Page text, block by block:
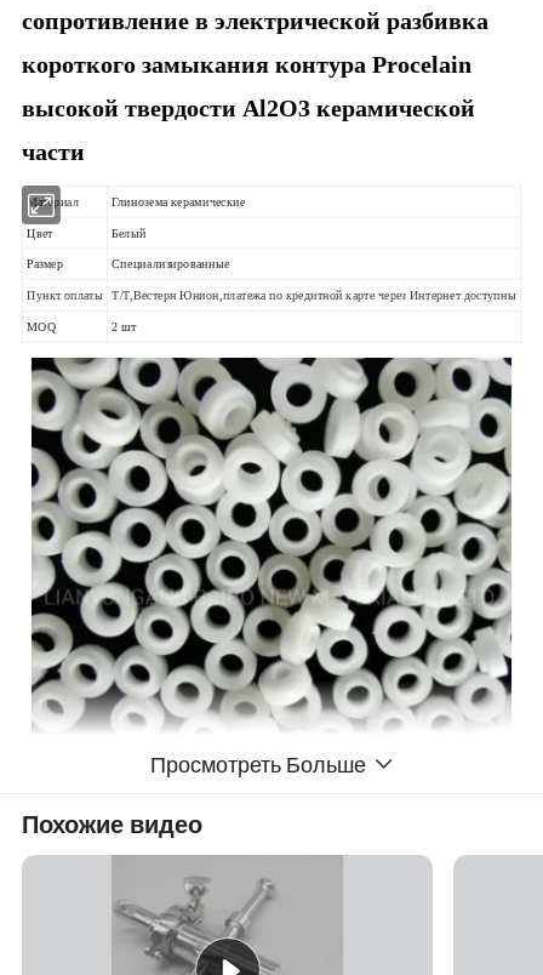
сопротивление в электрической разбивка
короткого замыкания контура Procelain
высокой твердости Al2O3 керамической
части
Материал Глинозема керамические
Цвет Белый
Размер Специализированные
Пункт оплаты T/T,Вестерн Юнион,платежа по кредитной карте через Интернет доступны
MOQ 2 шт
Глинозема керамических деталей
1.Anti-тепло,сопротивление коррозии, высокое
напряжение,стабильной электрические свойства,и
Просмотреть Больше
Похожие видео